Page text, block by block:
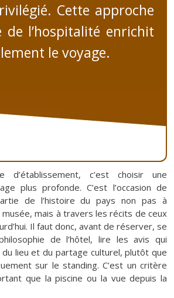
Cette approche
de l’hospitalité enrichit
le voyage.
d’établissement, c’est choisir une
plus profonde. C’est l’occasion de
de l’histoire du pays non pas à
mais à travers les récits de ceux
Il faut donc, avant de réserver, se
de l’hôtel, lire les avis qui
du lieu et du partage culturel, plutôt que
sur le standing. C’est un critère
que la piscine ou la vue depuis la